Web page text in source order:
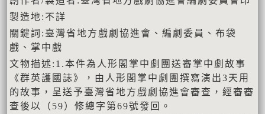
製造地:不詳
關鍵詞:臺灣省地方戲劇協進會、編劇委員、布袋
戲、掌中戲
文物描述:1.本件為人形閣掌中劇團送審掌中劇故事
《群英護國誌》，由人形閣掌中劇團撰寫演出3天用
的故事，呈送予臺灣省地方戲劇協進會審查，經審審
查後以（59）修總字第69號發回。